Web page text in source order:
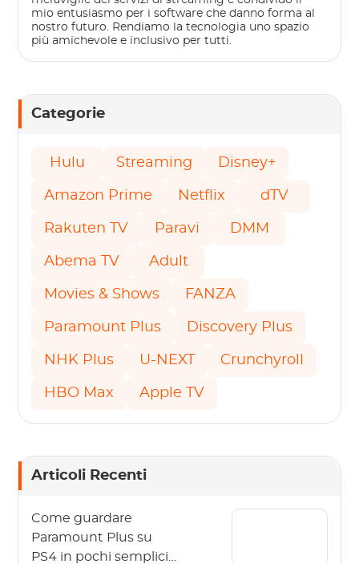
mio entusiasmo per i software che danno forma al
nostro futuro. Rendiamo la tecnologia uno spazio
più amichevole e inclusivo per tutti.
Categorie
Hulu Streaming Disney+
Amazon Prime Netflix dTV
Rakuten TV Paravi DMM
Abema TV Adult
Movies & Shows FANZA
Paramount Plus Discovery Plus
NHK Plus U-NEXT Crunchyroll
HBO Max Apple TV
Articoli Recenti
Come guardare
Paramount Plus su
PS4 in pochi semplici